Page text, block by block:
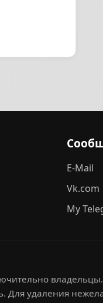
E-Mail
Vk.com
My
Для удаления